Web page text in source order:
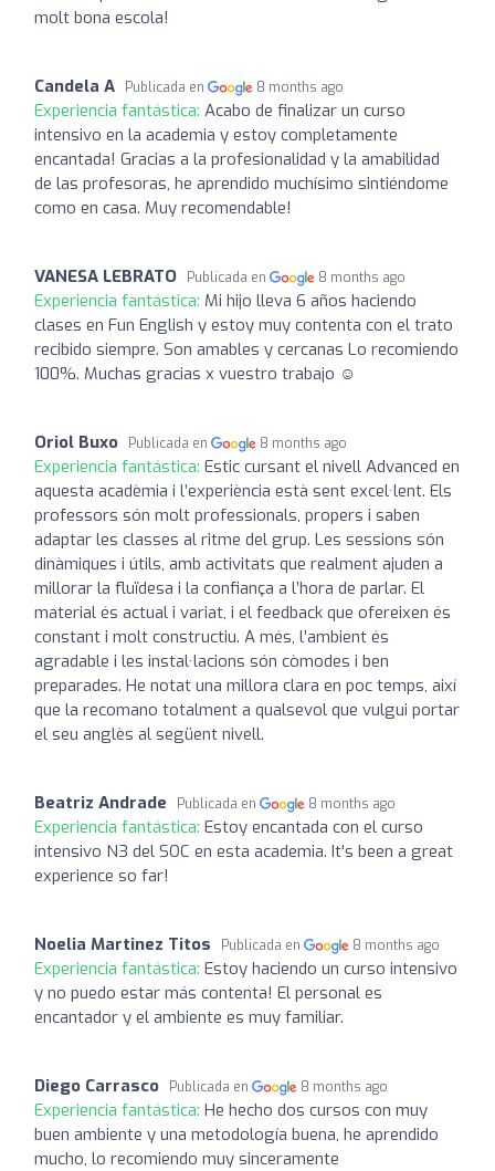
molt bona escola!
Candela A Publicada en 8 months ago
Experiencia fantástica: Acabo de finalizar un curso
intensivo en la academia y estoy completamente
encantada! Gracias a la profesionalidad y la amabilidad
de las profesoras, he aprendido muchísimo sintiéndome
como en casa. Muy recomendable!
VANESA LEBRATO Publicada en 8 months ago
Experiencia fantástica: Mi hijo lleva 6 años haciendo
clases en Fun English y estoy muy contenta con el trato
recibido siempre. Son amables y cercanas Lo recomiendo
100%. Muchas gracias x vuestro trabajo ☺️
Oriol Buxo Publicada en 8 months ago
Experiencia fantástica: Estic cursant el nivell Advanced en
aquesta acadèmia i l’experiència està sent excel·lent. Els
professors són molt professionals, propers i saben
adaptar les classes al ritme del grup. Les sessions són
dinàmiques i útils, amb activitats que realment ajuden a
millorar la fluïdesa i la confiança a l’hora de parlar. El
material és actual i variat, i el feedback que ofereixen és
constant i molt constructiu. A més, l’ambient és
agradable i les instal·lacions són còmodes i ben
preparades. He notat una millora clara en poc temps, així
que la recomano totalment a qualsevol que vulgui portar
el seu anglès al següent nivell.
Beatriz Andrade Publicada en 8 months ago
Experiencia fantástica: Estoy encantada con el curso
intensivo N3 del SOC en esta academia. It's been a great
experience so far!
Noelia Martinez Titos Publicada en 8 months ago
Experiencia fantástica: Estoy haciendo un curso intensivo
y no puedo estar más contenta! El personal es
encantador y el ambiente es muy familiar.
Diego Carrasco Publicada en 8 months ago
Experiencia fantástica: He hecho dos cursos con muy
buen ambiente y una metodología buena, he aprendido
mucho, lo recomiendo muy sinceramente